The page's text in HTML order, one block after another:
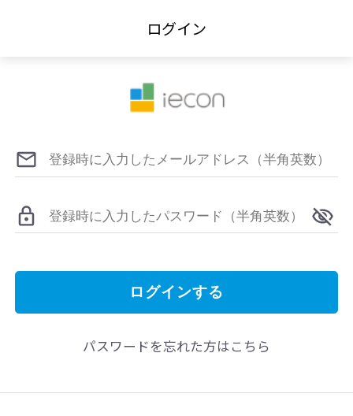
ログイン
ログインする
パスワードを忘れた方はこちら